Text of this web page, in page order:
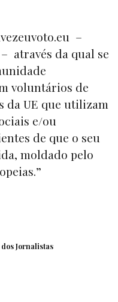
–
através da qual se
voluntários de
da UE que utilizam
e/ou
de que o seu
moldado pelo
Jornalistas